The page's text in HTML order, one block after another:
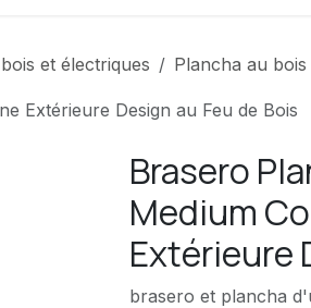
et électriques Plancha au
Extérieure Design au Feu de Bois
Brasero
Medium
Extérieure
brasero et plancha